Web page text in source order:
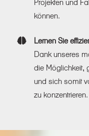
können.
Lernen Sie
Dank unseres
die Möglichkeit,
und sich somit
zu konzentrieren.